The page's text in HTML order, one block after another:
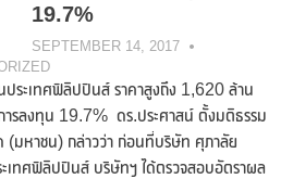
19.7%
SEPTEMBER 14, 2017
ประเทศฟิลิปปินส์ ราคาสูงถึง 1,620 ล้าน
ารลงทุน 19.7% ดร.ประศาสน์ ตั้งมติธรรม
(มหาชน) กล่าวว่า ก่อนที่บริษัท ศุภาลัย
เทศฟิลิปปินส์ บริษัทฯ ได้ตรวจสอบอัตราผล